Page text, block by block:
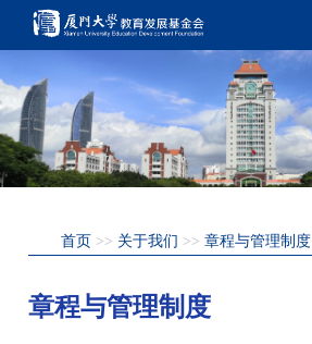
首页 >> 关于我们 >>章程与管理制度
章程与管理制度